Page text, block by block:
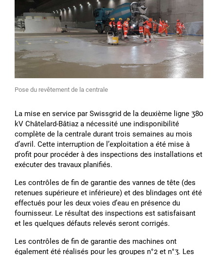
Pose du revêtement de la centrale
La mise en service par Swissgrid de la deuxième ligne 380
kV Châtelard-Bâtiaz a nécessité une indisponibilité
complète de la centrale durant trois semaines au mois
dʼavril. Cette interruption de lʼexploitation a été mise à
profit pour procéder à des inspections des installations et
exécuter des travaux planifiés.
Les contrôles de fin de garantie des vannes de tête (des
retenues supérieure et inférieure) et des blindages ont été
effectués pour les deux voies dʼeau en présence du
fournisseur. Le résultat des inspections est satisfaisant
et les quelques défauts relevés seront corrigés.
Les contrôles de fin de garantie des machines ont
également été réalisés pour les groupes n°2 et n°3. Les